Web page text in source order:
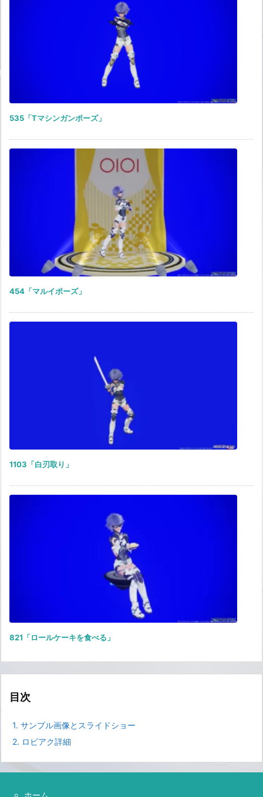
535「Tマシンガンポーズ」
454「マルイポーズ」
1103「白刃取り」
821「ロールケーキを食べる」
目次
1. サンプル画像とスライドショー
2. ロビアク詳細
ホーム